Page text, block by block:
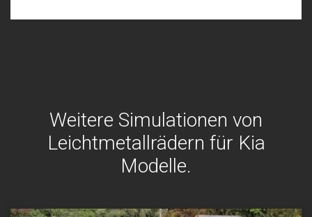
Weitere Simulationen von
Leichtmetallrädern für Kia
Modelle.